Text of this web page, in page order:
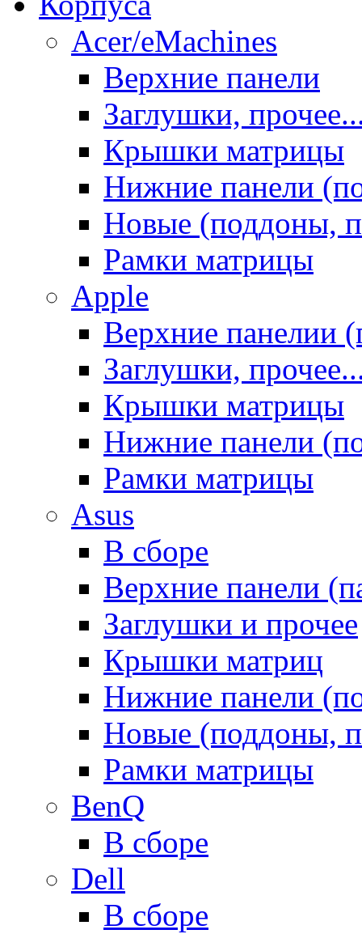
Acer/eMachines
Верхние панели
Заглушки,
Крышки матрицы
Нижние панели
Новые (поддоны,
Рамки матрицы
Apple
Верхние панелии
Заглушки,
Крышки матрицы
Нижние панели
Рамки матрицы
Asus
В сборе
Верхние панели
Заглушки и прочее
Крышки матриц
Нижние панели
Новые (поддоны,
Рамки матрицы
BenQ
В сборе
Dell
В сборе